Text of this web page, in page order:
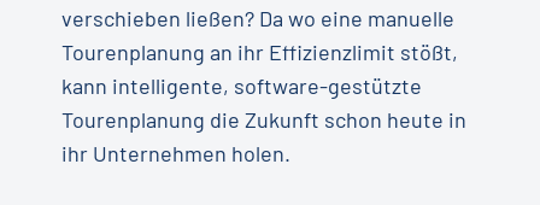
verschieben ließen? Da wo eine manuelle
Tourenplanung an ihr Effizienzlimit stößt,
kann intelligente, software-gestützte
Tourenplanung die Zukunft schon heute in
ihr Unternehmen holen.